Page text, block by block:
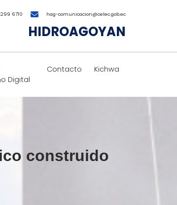
6710 hag-comunicacion@celec.gob.ec
HIDROAGOYAN
Digital
Contacto Kichwa
construido